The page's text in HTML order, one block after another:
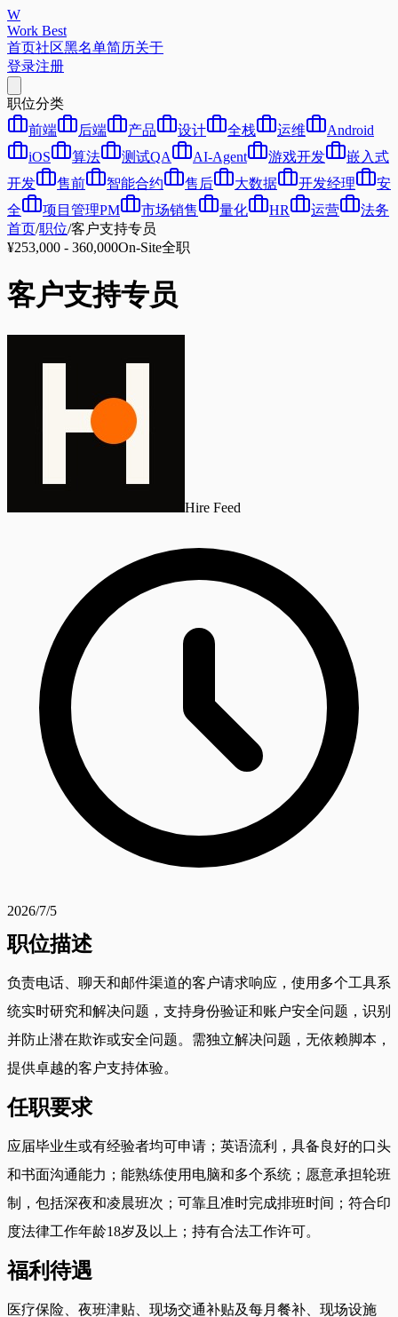
W
Work Best
首页社区黑名单简历关于
登录注册
职位分类
前端
后端 产品 设计 全栈 运维
Android
iOS
算法 测试QA AI-Agent 游戏开发
嵌入式
开发
售前 智能合约 售后 大数据 开发经理
安
全
项目管理PM 市场销售 量化 HR 运营
法务
首页/职位/客户支持专员
¥253,000 - 360,000On-Site全职
客户支持专员
Hire Feed
2026/7/5
职位描述
负责电话、聊天和邮件渠道的客户请求响应，使用多个工具系
统实时研究和解决问题，支持身份验证和账户安全问题，识别
并防止潜在欺诈或安全问题。需独立解决问题，无依赖脚本，
提供卓越的客户支持体验。
任职要求
应届毕业生或有经验者均可申请；英语流利，具备良好的口头
和书面沟通能力；能熟练使用电脑和多个系统；愿意承担轮班
制，包括深夜和凌晨班次；可靠且准时完成排班时间；符合印
度法律工作年龄18岁及以上；持有合法工作许可。
福利待遇
医疗保险、夜班津贴、现场交通补贴及每月餐补、现场设施